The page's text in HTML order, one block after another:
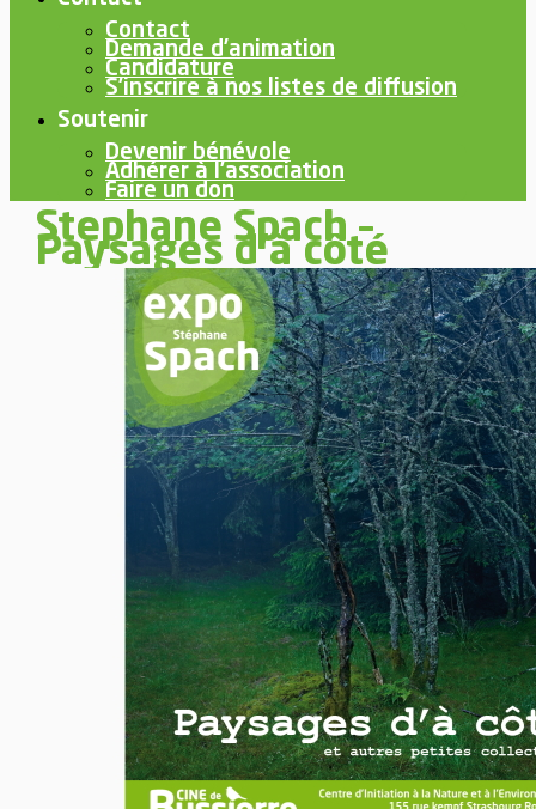
Contact
Demande d’animation
Candidature
S’inscrire à nos listes de diffusion
Soutenir
Devenir bénévole
Adhérer à l’association
Faire un don
Stephane Spach –
Paysages d’à côté